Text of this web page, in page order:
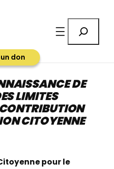
don
DE
LIMITES
CITOYENNE
pour le